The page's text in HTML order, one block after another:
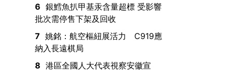
6 銀鱈魚扒甲基汞含量超標 受影響
批次需停售下架及回收
7 姚銘：航空樞紐展活力 C919應
納入長遠棋局
8 港區全國人大代表視察安徽宣